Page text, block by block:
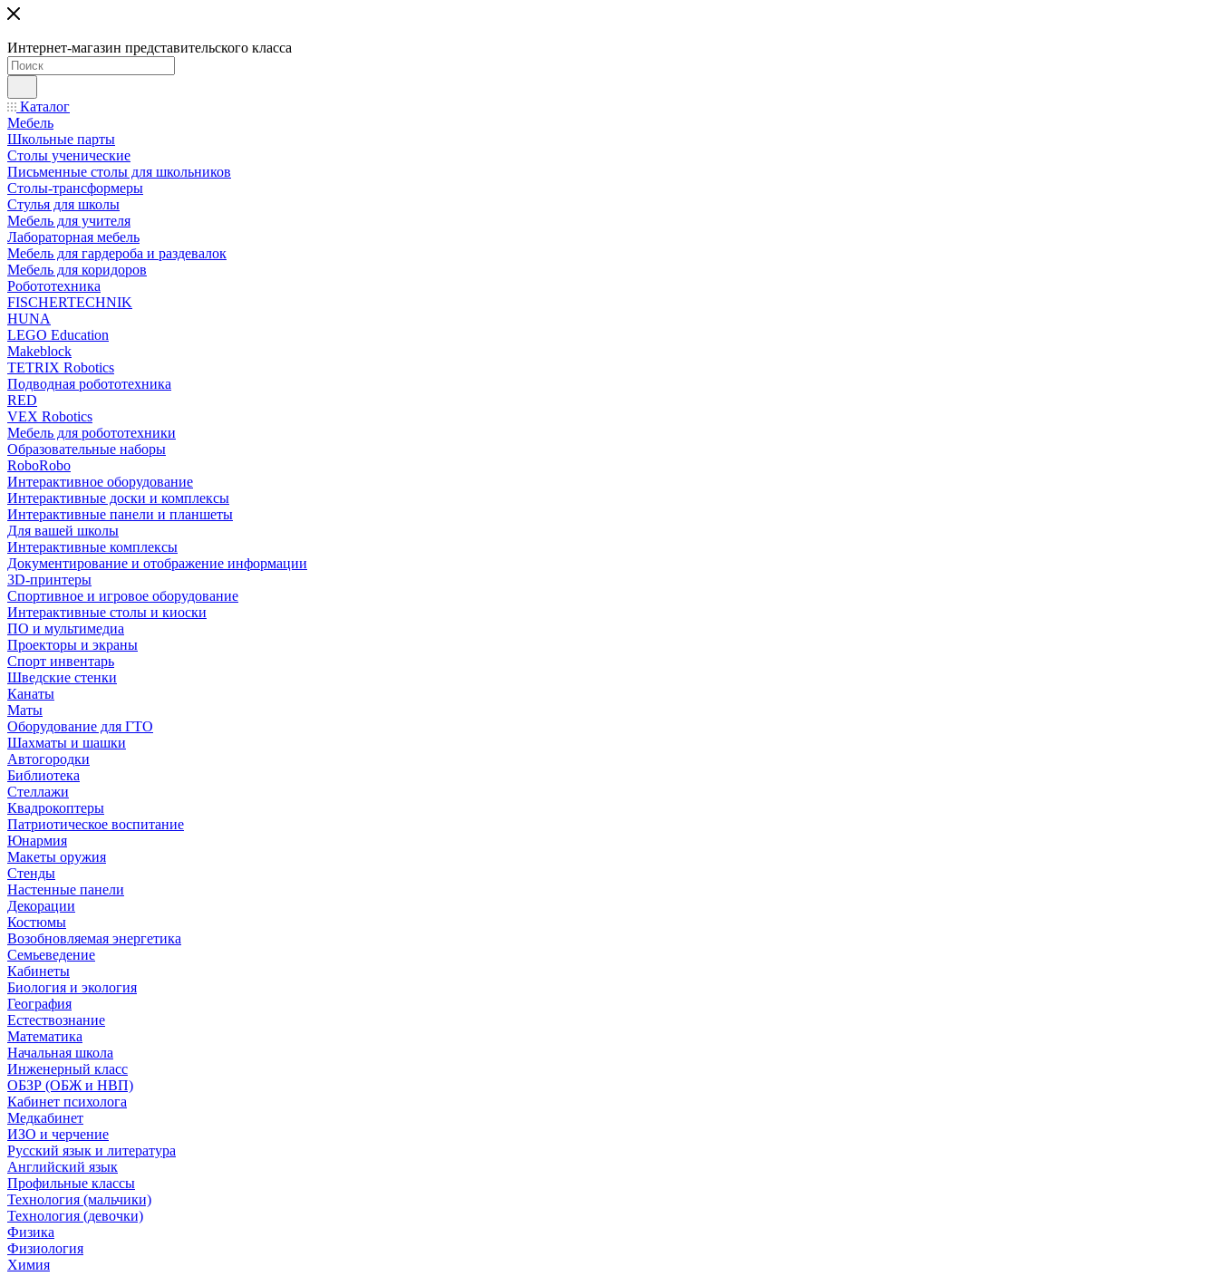
Интернет-магазин представительского класса
Каталог
Мебель
Школьные парты
Столы ученические
Письменные столы для школьников
Столы-трансформеры
Стулья для школы
Мебель для учителя
Лабораторная мебель
Мебель для гардероба и раздевалок
Мебель для коридоров
Робототехника
FISCHERTECHNIK
HUNA
LEGO Education
Makeblock
TETRIX Robotics
Подводная робототехника
RED
VEX Robotics
Мебель для робототехники
Образовательные наборы
RoboRobo
Интерактивное оборудование
Интерактивные доски и комплексы
Интерактивные панели и планшеты
Для вашей школы
Интерактивные комплексы
Документирование и отображение информации
3D-принтеры
Спортивное и игровое оборудование
Интерактивные столы и киоски
ПО и мультимедиа
Проекторы и экраны
Спорт инвентарь
Шведские стенки
Канаты
Маты
Оборудование для ГТО
Шахматы и шашки
Автогородки
Библиотека
Стеллажи
Квадрокоптеры
Патриотическое воспитание
Юнармия
Макеты оружия
Стенды
Настенные панели
Декорации
Костюмы
Возобновляемая энергетика
Семьеведение
Кабинеты
Биология и экология
География
Естествознание
Математика
Начальная школа
Инженерный класс
ОБЗР (ОБЖ и НВП)
Кабинет психолога
Медкабинет
ИЗО и черчение
Русский язык и литература
Английский язык
Профильные классы
Технология (мальчики)
Технология (девочки)
Физика
Физиология
Химия